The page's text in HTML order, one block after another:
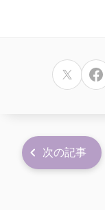
次の記事